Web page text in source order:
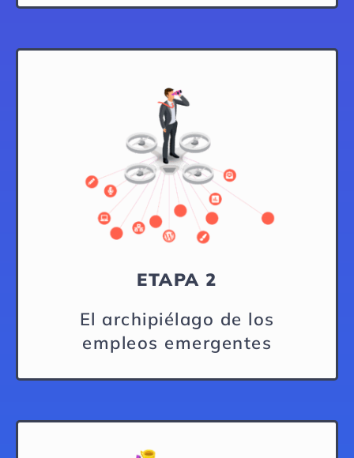
ETAPA 2
El archipiélago de los
empleos emergentes